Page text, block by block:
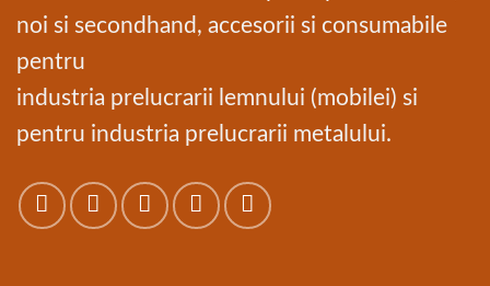
noi si secondhand, accesorii si consumabile
pentru
industria prelucrarii lemnului (mobilei) si
pentru industria prelucrarii metalului.